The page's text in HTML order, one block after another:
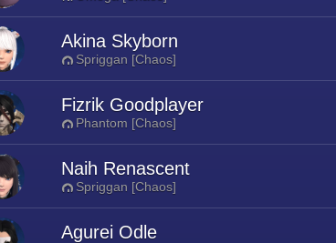
Akina Skyborn
Spriggan [Chaos]
Fizrik Goodplayer
Phantom [Chaos]
Naih Renascent
Spriggan [Chaos]
Agurei Odle